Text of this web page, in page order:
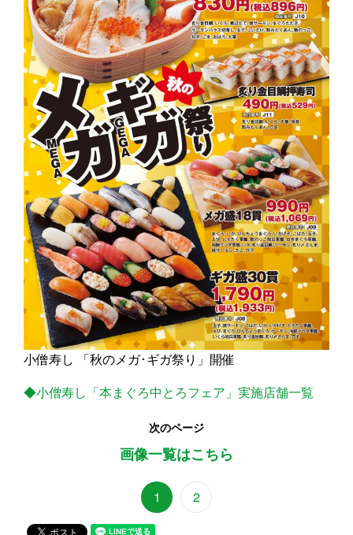
小僧寿し 「秋のメガ･ギガ祭り」開催
◆小僧寿し「本まぐろ中とろフェア」実施店舗一覧
次のページ
画像一覧はこちら
1 2